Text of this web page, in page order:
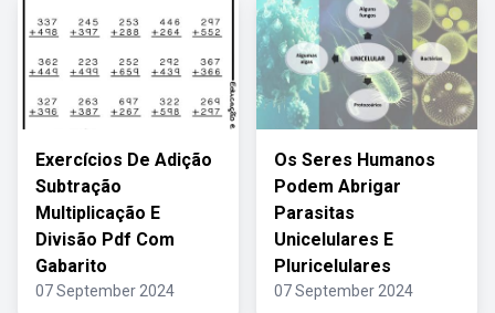
Exercícios De Adição
Subtração
Multiplicação E
Divisão Pdf Com
Gabarito
07 September 2024
Os Seres Humanos
Podem Abrigar
Parasitas
Unicelulares E
Pluricelulares
07 September 2024